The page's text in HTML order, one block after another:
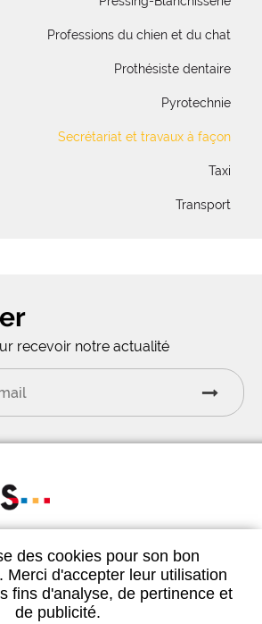
des cookies pour son bon
Merci d'accepter leur utilisation
fins d'analyse, de pertinence et
de publicité.
Professions du chien et du chat
Prothésiste dentaire
Pyrotechnie
Secrétariat et travaux à façon
Taxi
Transport
recevoir notre actualité